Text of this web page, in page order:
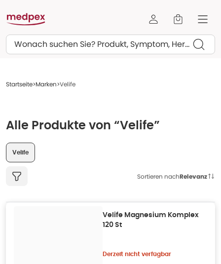
Suchen
Startseite Marken Velife
Alle Produkte von “Velife”
Velife
Sortieren nachRelevanz
Velife Magnesium Komplex
120 St
Derzeit nicht verfügbar